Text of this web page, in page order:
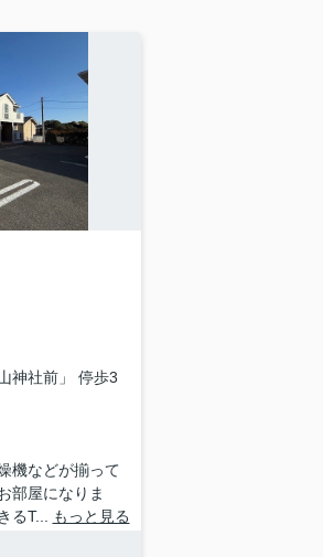
神社前」 停歩3
機などが揃って
部屋になりま
るT...
もっと見る